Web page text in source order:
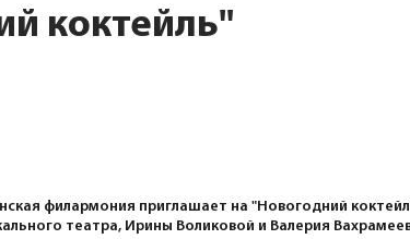
коктейль"
филармония приглашает на "Новогодний
театра, Ирины Воликовой и Валерия